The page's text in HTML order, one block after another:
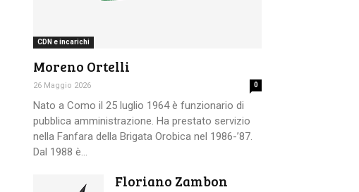
CDN e incarichi
Moreno Ortelli
26 Maggio 2026 0
Nato a Como il 25 luglio 1964 è funzionario di
pubblica amministrazione. Ha prestato servizio
nella Fanfara della Brigata Orobica nel 1986-’87.
Dal 1988 è...
Floriano Zambon